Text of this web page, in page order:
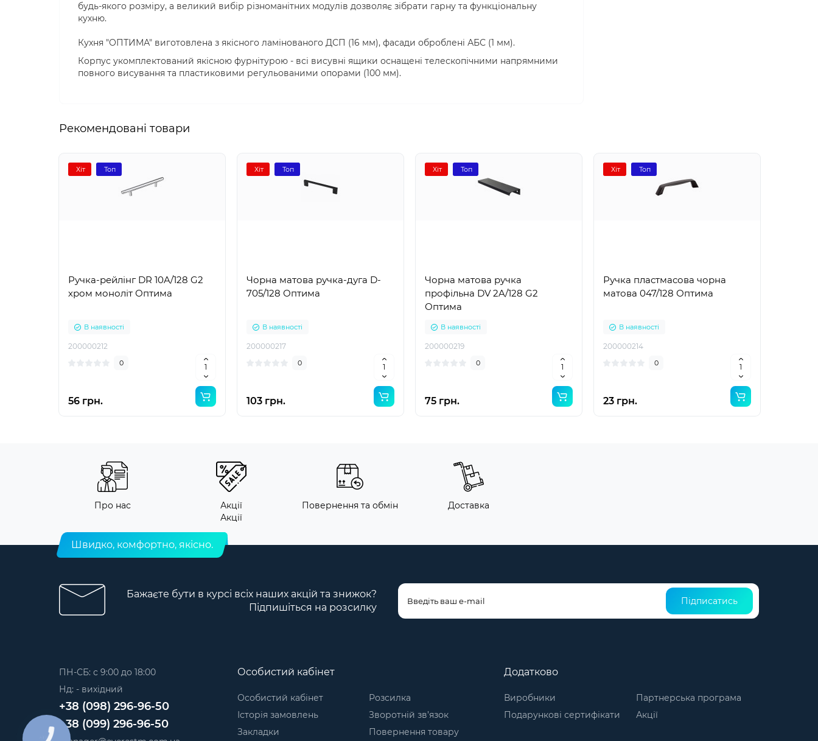
будь-якого розміру, а великий вибір різноманітних модулів дозволяє зібрати гарну та функціональну
кухню.
Кухня "ОПТИМА" виготовлена ​​з якісного ламінованого ДСП (16 мм), фасади оброблені АБС (1 мм).
Корпус укомплектований якісною фурнітурою - всі висувні ящики оснащені телескопічними напрямними
повного висування та пластиковими регульованими опорами (100 мм).
Рекомендовані товари
Хіт Топ
Ручка-рейлінг DR 10A/128 G2
хром моноліт Оптима
В наявності
200000212
0
56 грн.
Хіт Топ
Чорна матова ручка-дуга D-
705/128 Оптима
В наявності
200000217
0
103 грн.
Хіт Топ
Чорна матова ручка
профільна DV 2A/128 G2
Оптима
В наявності
200000219
0
75 грн.
Хіт Топ
Ручка пластмасова чорна
матова 047/128 Оптима
В наявності
200000214
0
23 грн.
Про нас
Акції
Акції
Повернення та обмін Доставка
Швидко, комфортно, якісно.
Бажаєте бути в курсі всіх наших акцій та знижок?
Підпишіться на розсилку
Підписатись
ПН-СБ: с 9:00 до 18:00
Нд: - вихідний
+38 (098) 296-96-50
+38 (099) 296-96-50
Особистий кабінет
Особистий кабінет
Історія замовлень
Закладки
Розсилка
Зворотній зв’язок
Повернення товару
Додатково
Виробники
Подарункові сертифікати
Партнерська програма
Акції
КНОПКА